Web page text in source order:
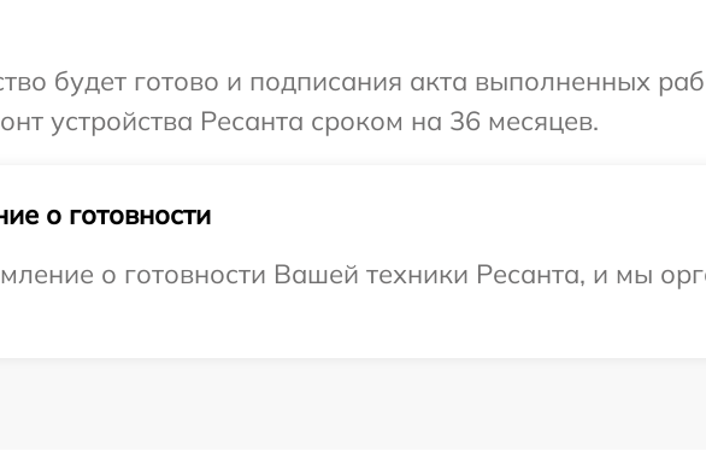
будет готово и подписания акта выполненных
устройства Ресанта сроком на 36 месяцев.
о готовности
о готовности Вашей техники Ресанта, и мы